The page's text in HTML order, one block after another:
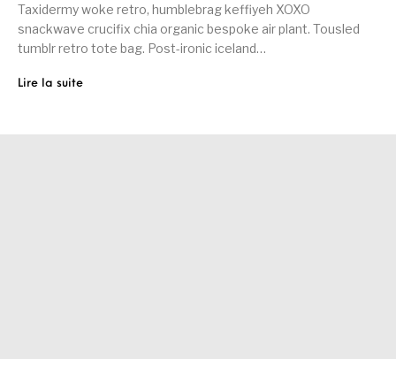
Taxidermy woke retro, humblebrag keffiyeh XOXO
snackwave crucifix chia organic bespoke air plant. Tousled
tumblr retro tote bag. Post-ironic iceland…
Lire la suite